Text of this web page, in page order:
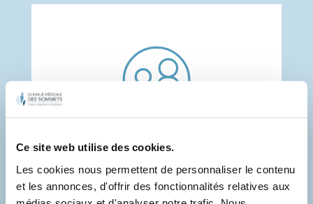
Ce site web utilise des cookies.
Les cookies nous permettent de personnaliser le contenu
et les annonces, d'offrir des fonctionnalités relatives aux
Médecine familiale